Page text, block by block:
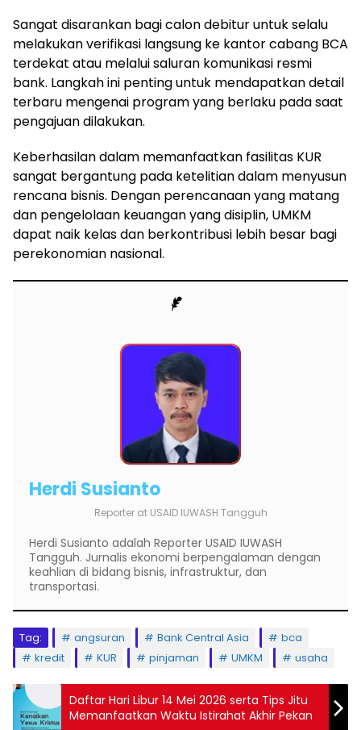
Sangat disarankan bagi calon debitur untuk selalu
melakukan verifikasi langsung ke kantor cabang BCA
terdekat atau melalui saluran komunikasi resmi
bank. Langkah ini penting untuk mendapatkan detail
terbaru mengenai program yang berlaku pada saat
pengajuan dilakukan.
Keberhasilan dalam memanfaatkan fasilitas KUR
sangat bergantung pada ketelitian dalam menyusun
rencana bisnis. Dengan perencanaan yang matang
dan pengelolaan keuangan yang disiplin, UMKM
dapat naik kelas dan berkontribusi lebih besar bagi
perekonomian nasional.
Herdi Susianto
Reporter at USAID IUWASH Tangguh
Herdi Susianto adalah Reporter USAID IUWASH
Tangguh. Jurnalis ekonomi berpengalaman dengan
keahlian di bidang bisnis, infrastruktur, dan
transportasi.
Tag: angsuran Bank Central Asia
bca
kredit
KUR pinjaman UMKM usaha
Daftar Hari Libur 14 Mei 2026 serta Tips Jitu
Memanfaatkan Waktu Istirahat Akhir Pekan